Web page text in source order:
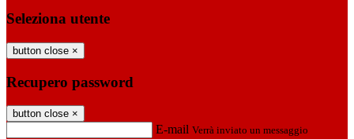
Seleziona utente
button close ×
Recupero password
button close ×
E-mail Verrà inviato un messaggio